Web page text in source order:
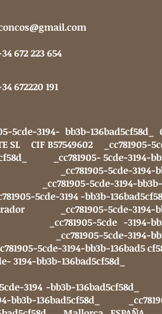
672 223 654
672220 191
3194- bb3b-136bad5cf58d_
SL CIF B57549602 _cc781905-
_cc781905- 5cde-3194-
_cc781905-5cde-3194-
5cde-3194-bb3b-
5cde-3194 -bb3b-
_cc781905-5cde-3194-
_cc781905-5cde -3194-
_cc781905-5cde-3194-
5cde-3194-bb3b-136bad5
3194-bb3b-
3194 -bb3b-
bb3b-136bad5cf58d_